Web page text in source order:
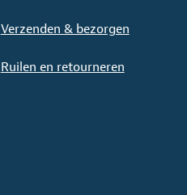
Verzenden & bezorgen
Ruilen en retourneren